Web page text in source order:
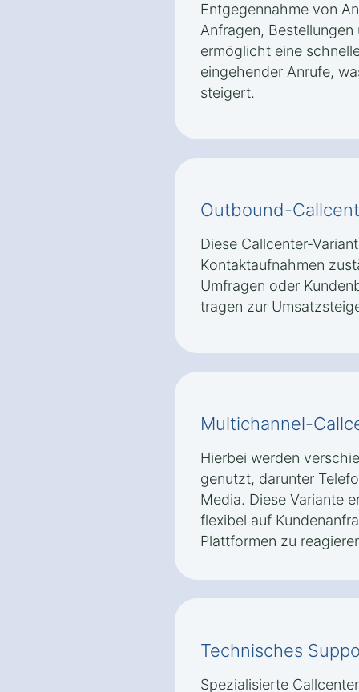
Entgegennahme von
Anfragen,
ermöglicht eine
eingehender Anrufe,
steigert.
Outbound-
Diese Callcenter-
Kontaktaufnahmen
Umfragen oder
tragen zur
Multichannel-
Hierbei werden
genutzt, darunter
Media. Diese Variante
flexibel auf
Plattformen zu
Technisches
Spezialisierte